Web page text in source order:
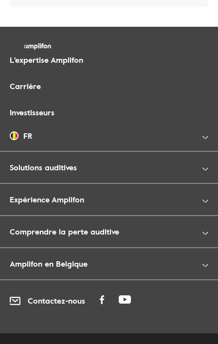
L'expertise Amplifon
Carrière
Investisseurs
FR
Solutions auditives
Expérience Amplifon
Comprendre la perte auditive
Amplifon en Belgique
Contactez-nous